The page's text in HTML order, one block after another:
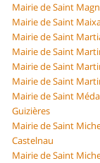
Mairie de Saint
Mairie de Saint
Mairie de Saint
Mairie de Saint
Mairie de Saint
Mairie de Saint
Mairie de Saint
Guizières
Mairie de Saint
Castelnau
Mairie de Saint